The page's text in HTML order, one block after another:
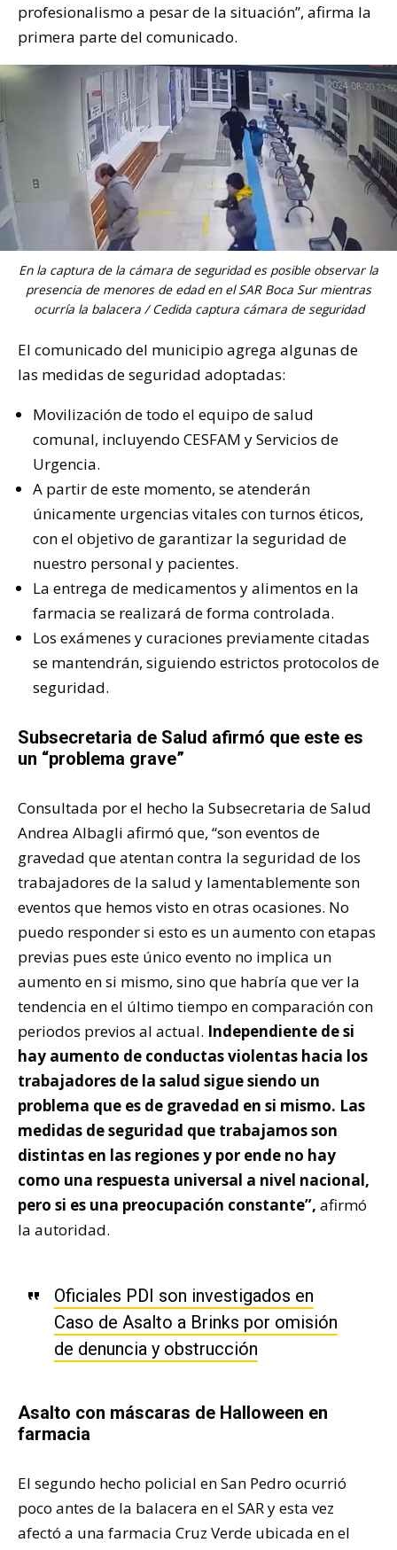
profesionalismo a pesar de la situación”, afirma la
primera parte del comunicado.
En la captura de la cámara de seguridad es posible observar la
presencia de menores de edad en el SAR Boca Sur mientras
ocurría la balacera / Cedida captura cámara de seguridad
El comunicado del municipio agrega algunas de
las medidas de seguridad adoptadas:
Movilización de todo el equipo de salud
comunal, incluyendo CESFAM y Servicios de
Urgencia.
A partir de este momento, se atenderán
únicamente urgencias vitales con turnos éticos,
con el objetivo de garantizar la seguridad de
nuestro personal y pacientes.
La entrega de medicamentos y alimentos en la
farmacia se realizará de forma controlada.
Los exámenes y curaciones previamente citadas
se mantendrán, siguiendo estrictos protocolos de
seguridad.
Subsecretaria de Salud afirmó que este es
un “problema grave”
Consultada por el hecho la Subsecretaria de Salud
Andrea Albagli afirmó que, “son eventos de
gravedad que atentan contra la seguridad de los
trabajadores de la salud y lamentablemente son
eventos que hemos visto en otras ocasiones. No
puedo responder si esto es un aumento con etapas
previas pues este único evento no implica un
aumento en si mismo, sino que habría que ver la
tendencia en el último tiempo en comparación con
periodos previos al actual. Independiente de si
hay aumento de conductas violentas hacia los
trabajadores de la salud sigue siendo un
problema que es de gravedad en si mismo. Las
medidas de seguridad que trabajamos son
distintas en las regiones y por ende no hay
como una respuesta universal a nivel nacional,
pero si es una preocupación constante”, afirmó
la autoridad.
Oficiales PDI son investigados en
Caso de Asalto a Brinks por omisión
de denuncia y obstrucción
Asalto con máscaras de Halloween en
farmacia
El segundo hecho policial en San Pedro ocurrió
poco antes de la balacera en el SAR y esta vez
afectó a una farmacia Cruz Verde ubicada en el